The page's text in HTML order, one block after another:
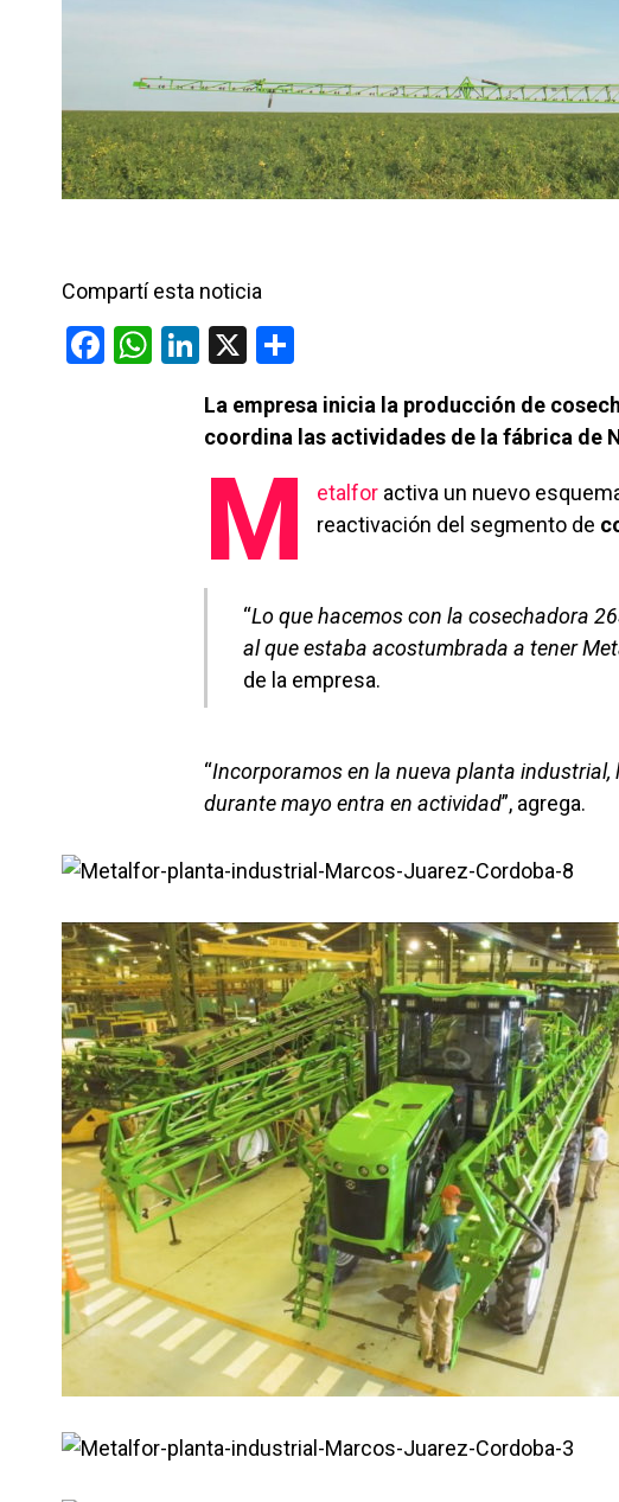
Compartí esta noticia
F
W Li
ke
dI
X
m
p
ar
tir
La empresa inicia la producción de
coordina las actividades de la fábrica de
M etalforactiva un nuevo
reactivación del segmento de
“Lo que hacemos con la cosechadora
al que estaba acostumbrada a tener
de la empresa.
“Incorporamos en la nueva planta industrial,
durante mayo entra en actividad”, agrega.